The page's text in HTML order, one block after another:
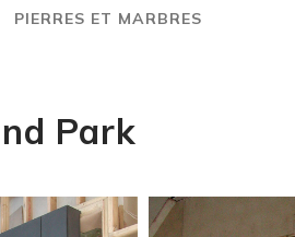
PIERRES ET MARBRES
Park